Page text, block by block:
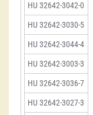
HU 32642-3042-0
HU 32642-3030-5
HU 32642-3044-4
HU 32642-3003-3
HU 32642-3036-7
HU 32642-3027-3